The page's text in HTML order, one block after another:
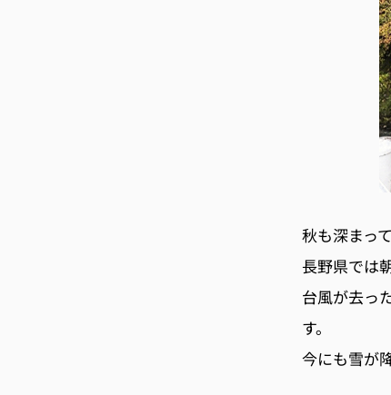
秋も深まっ
長野県では
台風が去っ
す。
今にも雪が